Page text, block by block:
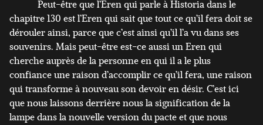
Peut-être que l’Eren qui parle à Historia dans le
chapitre 130 est l’Eren qui sait que tout ce qu’il fera doit se
dérouler ainsi, parce que c’est ainsi qu’il l’a vu dans ses
souvenirs. Mais peut-être est-ce aussi un Eren qui
cherche auprès de la personne en qui il a le plus
confiance une raison d’accomplir ce qu’il fera, une raison
qui transforme à nouveau son devoir en désir. C’est ici
que nous laissons derrière nous la signification de la
lampe dans la nouvelle version du pacte et que nous